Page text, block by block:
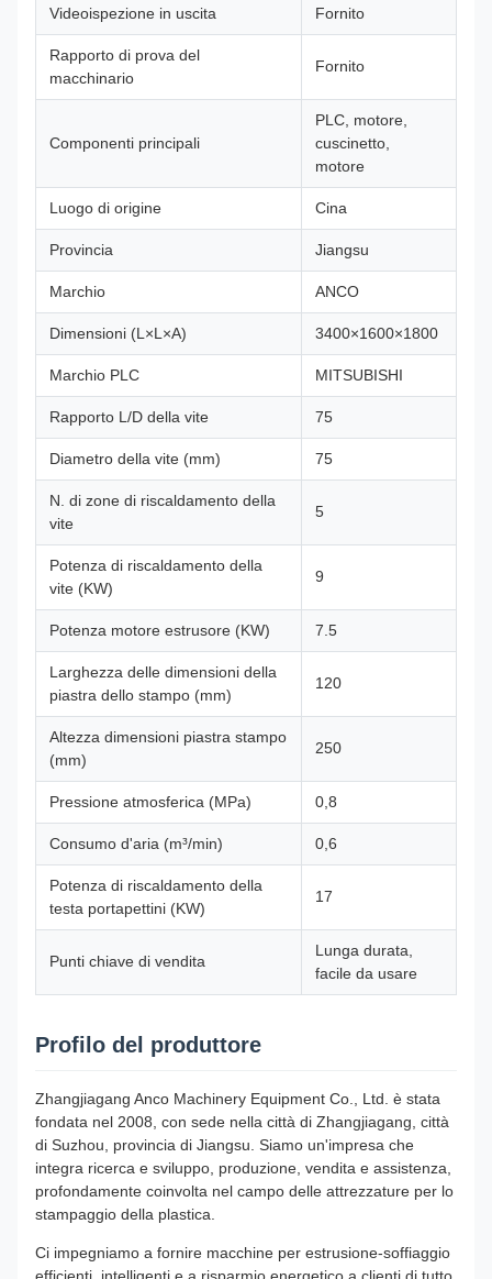
Videoispezione in uscita Fornito
Rapporto di prova del
macchinario
Fornito
Componenti principali
PLC, motore,
cuscinetto,
motore
Luogo di origine Cina
Provincia Jiangsu
Marchio ANCO
Dimensioni (L×L×A) 3400×1600×1800
Marchio PLC MITSUBISHI
Rapporto L/D della vite 75
Diametro della vite (mm) 75
N. di zone di riscaldamento della
vite
5
Potenza di riscaldamento della
vite (KW)
9
Potenza motore estrusore (KW) 7.5
Larghezza delle dimensioni della
piastra dello stampo (mm)
120
Altezza dimensioni piastra stampo
(mm)
250
Pressione atmosferica (MPa) 0,8
Consumo d'aria (m³/min) 0,6
Potenza di riscaldamento della
testa portapettini (KW)
17
Punti chiave di vendita
Lunga durata,
facile da usare
Profilo del produttore
Zhangjiagang Anco Machinery Equipment Co., Ltd. è stata
fondata nel 2008, con sede nella città di Zhangjiagang, città
di Suzhou, provincia di Jiangsu. Siamo un'impresa che
integra ricerca e sviluppo, produzione, vendita e assistenza,
profondamente coinvolta nel campo delle attrezzature per lo
stampaggio della plastica.
Ci impegniamo a fornire macchine per estrusione-soffiaggio